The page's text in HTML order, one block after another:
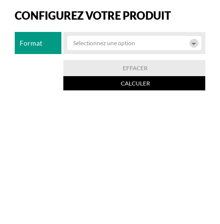
CONFIGUREZ VOTRE PRODUIT
Format
EFFACER
CALCULER